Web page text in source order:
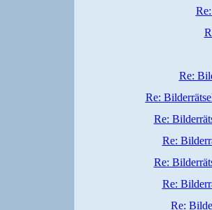
Re:
Re:
Re:
Re:
Re:
Re:
Re: